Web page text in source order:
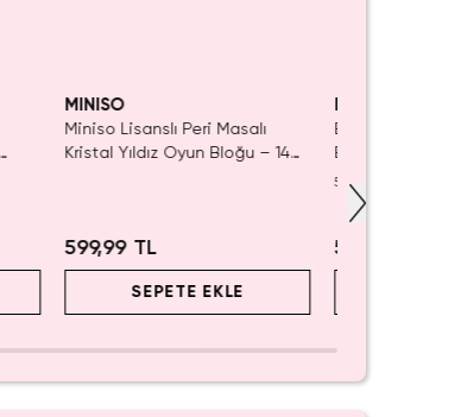
MINISO
Miniso Lisanslı Peri Masalı
Kristal Yıldız Oyun Bloğu – 14
599,99 TL
SEPETE EKLE
Barbie Lisanslı
Blind Box –
5.0
549,99 TL